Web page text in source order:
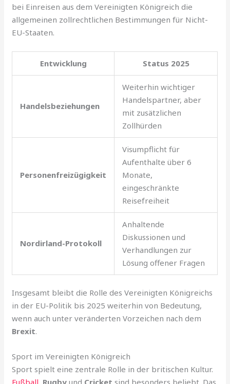
bei Einreisen aus dem Vereinigten Königreich die
allgemeinen zollrechtlichen Bestimmungen für Nicht-
EU-Staaten.
Entwicklung Status 2025
Handelsbeziehungen
Weiterhin wichtiger
Handelspartner, aber
mit zusätzlichen
Zollhürden
Personenfreizügigkeit
Visumpflicht für
Aufenthalte über 6
Monate,
eingeschränkte
Reisefreiheit
Nordirland-Protokoll
Anhaltende
Diskussionen und
Verhandlungen zur
Lösung offener Fragen
Insgesamt bleibt die Rolle des Vereinigten Königreichs
in der EU-Politik bis 2025 weiterhin von Bedeutung,
wenn auch unter veränderten Vorzeichen nach dem
Brexit.
Sport im Vereinigten Königreich
Sport spielt eine zentrale Rolle in der britischen Kultur.